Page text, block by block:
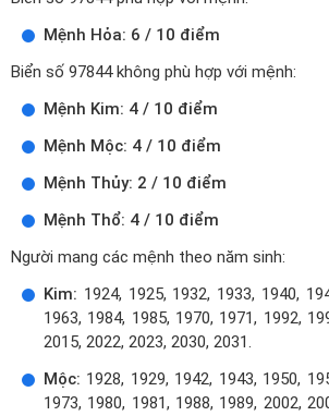
Mệnh Hỏa: 6 / 10 điểm
Biển số 97844 không phù hợp với mệnh:
Mệnh Kim: 4 / 10 điểm
Mệnh Mộc: 4 / 10 điểm
Mệnh Thủy: 2 / 10 điểm
Mệnh Thổ: 4 / 10 điểm
Người mang các mệnh theo năm sinh:
Kim: 1924, 1925, 1932, 1933, 1940,
1963, 1984, 1985, 1970, 1971, 1992,
2015, 2022, 2023, 2030, 2031.
Mộc: 1928, 1929, 1942, 1943, 1950,
1973, 1980, 1981, 1988, 1989, 2002,